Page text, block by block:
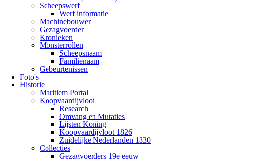
Scheepswerf
Werf informatie
Machinebouwer
Gezagvoerder
Kronieken
Monsterrollen
Scheepsnaam
Familienaam
Gebeurtenissen
Foto's
Historie
Maritiem Portal
Koopvaardijvloot
Research
Omvang en Mutaties
Lijsten Koning
Koopvaardijvloot 1826
Zuidelijke Nederlanden 1830
Collecties
Gezagvoerders 19e eeuw